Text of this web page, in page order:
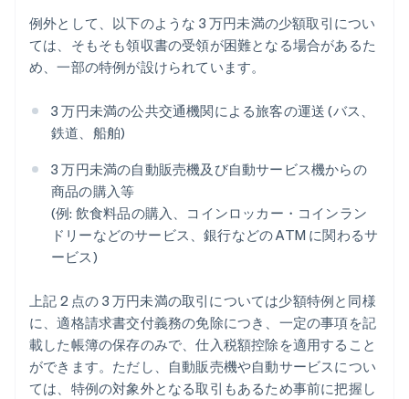
例外として、以下のような 3 万円未満の少額取引につい
ては、そもそも領収書の受領が困難となる場合があるた
め、一部の特例が設けられています。
3 万円未満の公共交通機関による旅客の運送 (バス、
鉄道、船舶)
3 万円未満の自動販売機及び自動サービス機からの
商品の購入等
(例: 飲食料品の購入、コインロッカー・コインラン
ドリーなどのサービス、銀行などの ATM に関わるサ
ービス)
上記 2 点の 3 万円未満の取引については少額特例と同様
に、適格請求書交付義務の免除につき、一定の事項を記
載した帳簿の保存のみで、仕入税額控除を適用すること
ができます。ただし、自動販売機や自動サービスについ
ては、特例の対象外となる取引もあるため事前に把握し